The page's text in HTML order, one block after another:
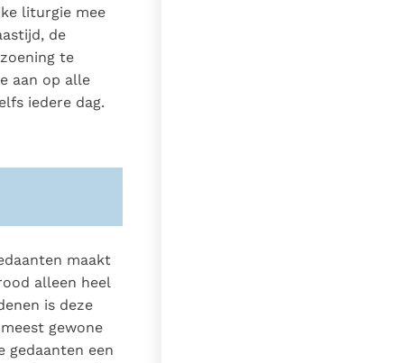
liturgie mee
de
te
aan op alle
iedere dag.
maakt
alleen heel
is deze
gewone
gedaanten een